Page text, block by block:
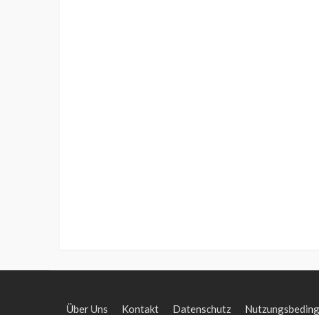
Über Uns Kontakt Datenschutz